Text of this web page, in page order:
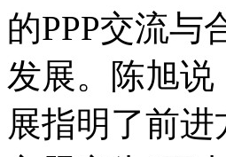
的PPP交流与
发展。陈旭说
展指明了前